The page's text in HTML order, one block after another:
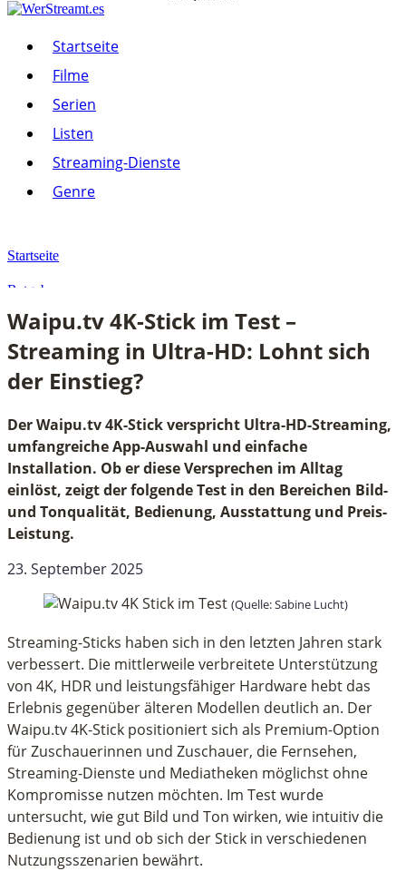
Startseite
Serien
Streaming-Dienste
Paramount+
Netflix
Alle anzeigen
Startseite
Filme
Serien
Listen
Streaming-Dienste
Genre
Startseite
Ratgeber
Waipu.tv 4K-Stick im Test – Streaming in Ultra-HD: Lohnt sich der
Waipu.tv 4K-Stick im Test –
Streaming in Ultra-HD: Lohnt sich
der Einstieg?
Der Waipu.tv 4K-Stick verspricht Ultra-HD-Streaming,
umfangreiche App-Auswahl und einfache
Installation. Ob er diese Versprechen im Alltag
einlöst, zeigt der folgende Test in den Bereichen Bild-
und Tonqualität, Bedienung, Ausstattung und Preis-
Leistung.
23. September 2025
(Quelle: Sabine Lucht)
Streaming-Sticks haben sich in den letzten Jahren stark
verbessert. Die mittlerweile verbreitete Unterstützung
von 4K, HDR und leistungsfähiger Hardware hebt das
Erlebnis gegenüber älteren Modellen deutlich an. Der
Waipu.tv 4K-Stick positioniert sich als Premium-Option
für Zuschauerinnen und Zuschauer, die Fernsehen,
Streaming-Dienste und Mediatheken möglichst ohne
Kompromisse nutzen möchten. Im Test wurde
untersucht, wie gut Bild und Ton wirken, wie intuitiv die
Bedienung ist und ob sich der Stick in verschiedenen
Nutzungsszenarien bewährt.